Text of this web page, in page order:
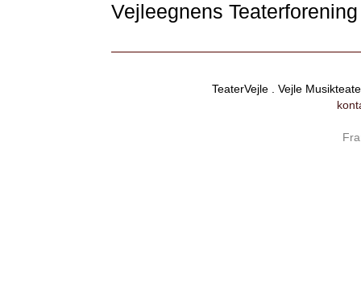
Vejleegnens Teaterforening
TeaterVejle . Vejle